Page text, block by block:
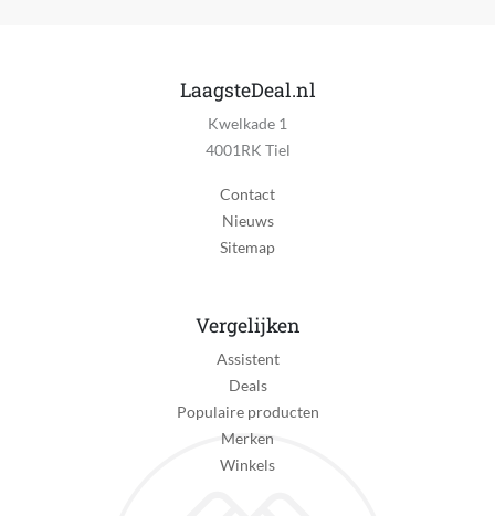
LaagsteDeal.nl
Kwelkade 1
4001RK Tiel
Contact
Nieuws
Sitemap
Vergelijken
Assistent
Deals
Populaire producten
Merken
Winkels